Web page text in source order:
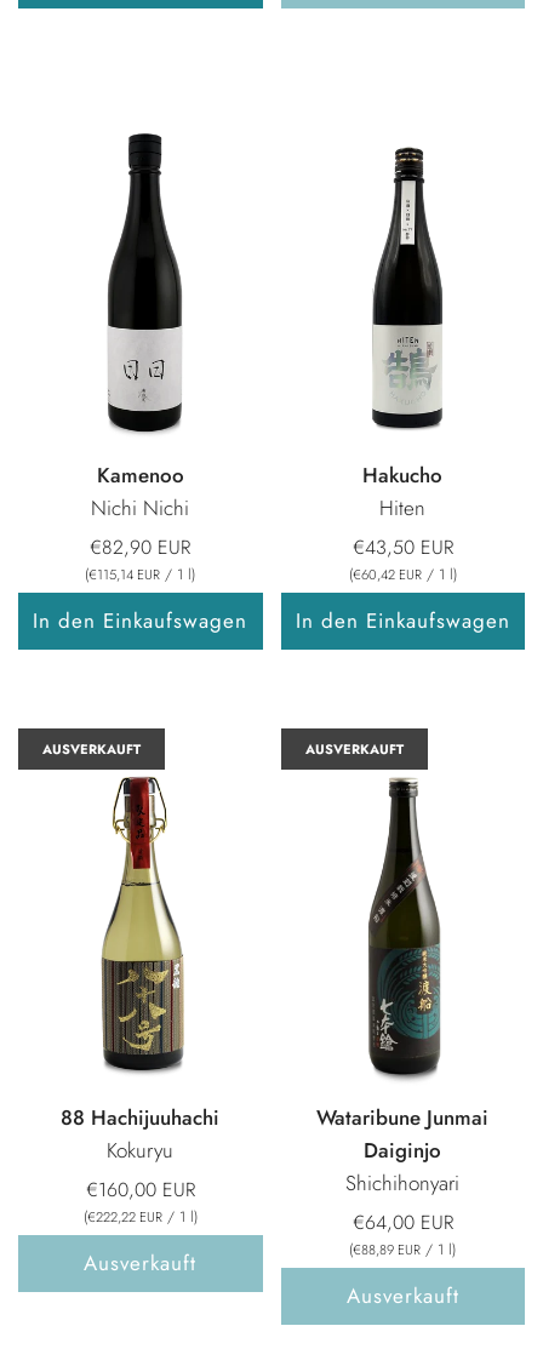
Kamenoo
Nichi Nichi
€82,90 EUR
(€115,14 EUR / 1 l)
In den Einkaufswagen
Hakucho
Hiten
€43,50 EUR
(€60,42 EUR / 1 l)
In den Einkaufswagen
AUSVERKAUFT
88 Hachijuuhachi
Kokuryu
€160,00 EUR
(€222,22 EUR / 1 l)
Ausverkauft
AUSVERKAUFT
Wataribune Junmai
Daiginjo
Shichihonyari
€64,00 EUR
(€88,89 EUR / 1 l)
Ausverkauft